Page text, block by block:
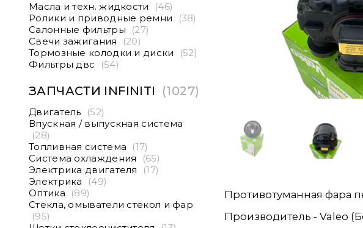
Масла и техн. жидкости
(46)
Ролики и приводные ремни
(38)
Салонные фильтры
(27)
Свечи зажигания
(20)
Тормозные колодки и диски
(52)
Фильтры двс
(54)
ЗАПЧАСТИ INFINITI (1027)
Двигатель
(52)
Впускная / выпускная система
(28)
Топливная система
(17)
Система охлаждения
(65)
Электрика двигателя
(17)
Электрика
(49)
Оптика
(89)
Стекла, омыватели стекол и фар
(95)
Противотуманная фара
Производитель - Valeo